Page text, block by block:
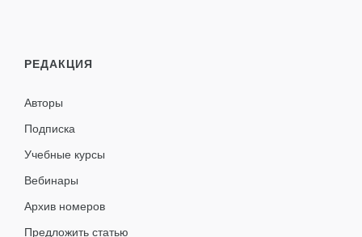
РЕДАКЦИЯ
Авторы
Подписка
Учебные курсы
Вебинары
Архив номеров
Предложить статью